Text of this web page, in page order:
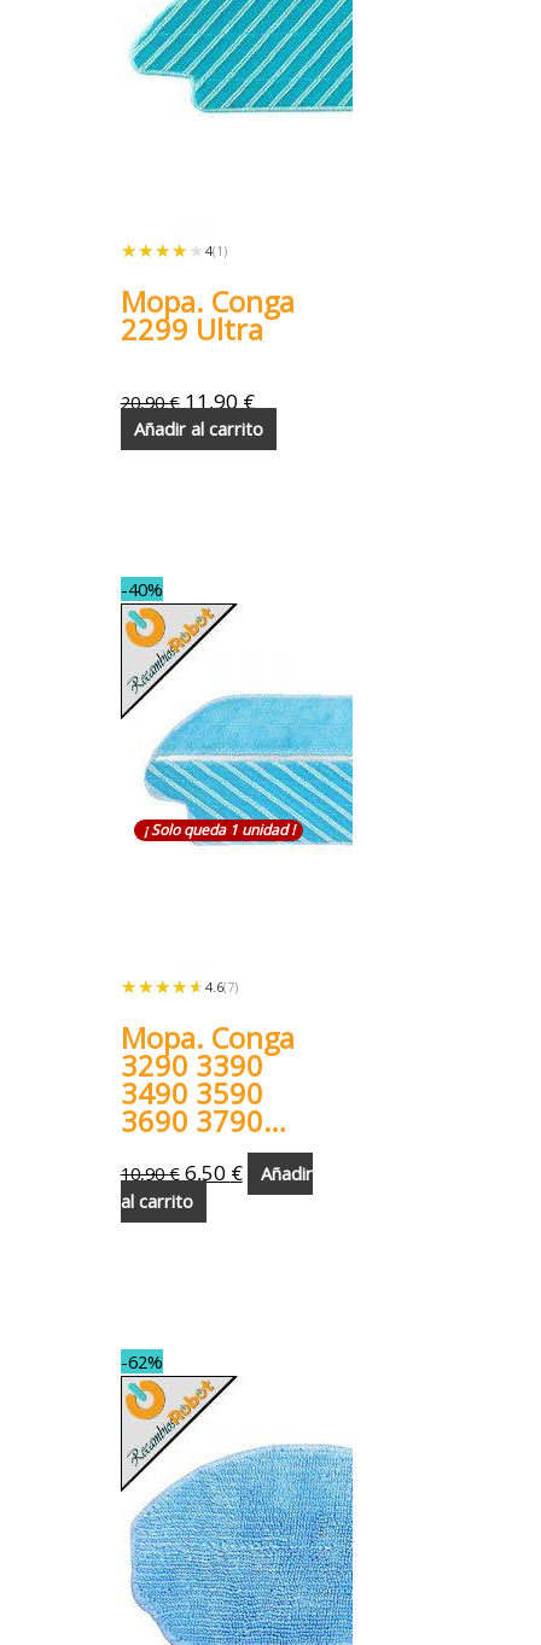
★★★★★
★★★★★ 4(1)
Mopa. Conga
2299 Ultra
20,90€ 11,90€
Añadir al carrito
-40%
¡ Solo queda 1 unidad !
★★★★★
★★★★★ 4.6(7)
Mopa. Conga
3290 3390
3490 3590
3690 3790
10,90€ 6,50 €
Añadir
al carrito
-62%